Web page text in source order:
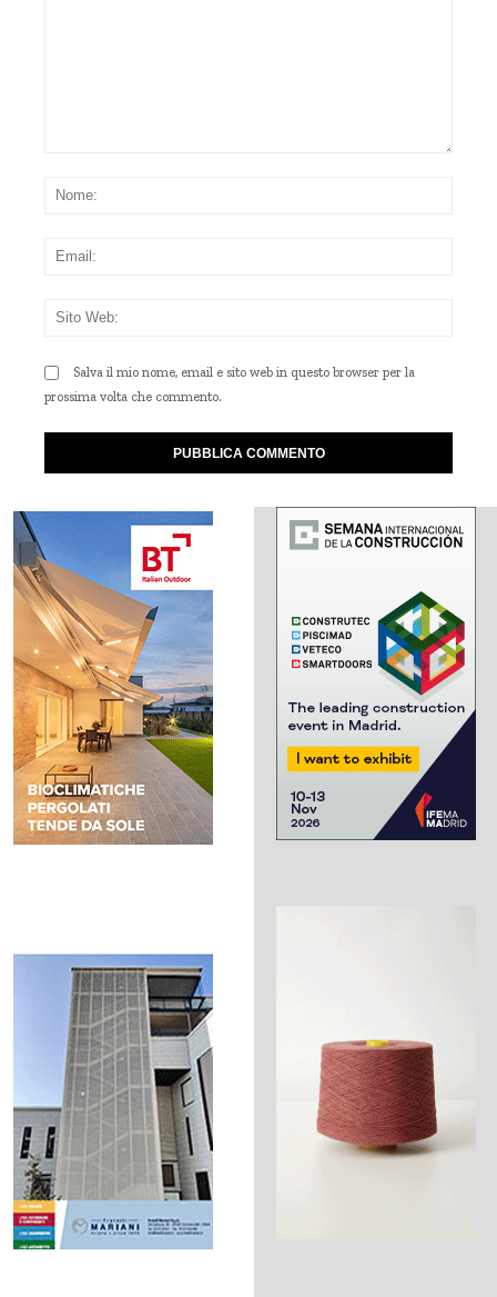
Salva il mio nome, email e sito web in questo browser per la
prossima volta che commento.